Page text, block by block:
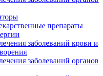
препараты
заболеваний крови и
заболеваний органов